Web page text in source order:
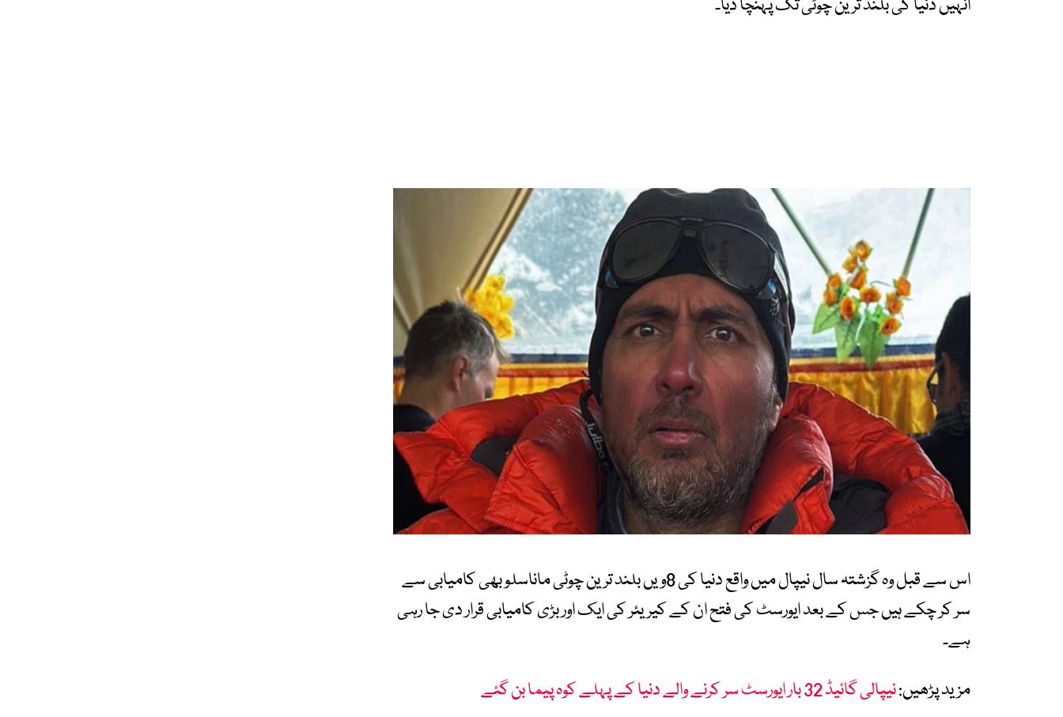
انہیں دنیا کی بلند ترین چوٹی تک پہنچا دیا۔
اس سے قبل وہ گزشتہ سال نیپال میں واقع دنیا کی 8ویں بلند ترین چوٹی ماناسلو بھی کامیابی سے
سر کر چکے ہیں جس کے بعد ایورسٹ کی فتح ان کے کیریئر کی ایک اور بڑی کامیابی قرار دی جا رہی
ہے۔
مزید پڑھیں:نیپالی گائیڈ 32 بار ایورسٹ سر کرنے والے دنیا کے پہلے کوہ پیما بن گئے